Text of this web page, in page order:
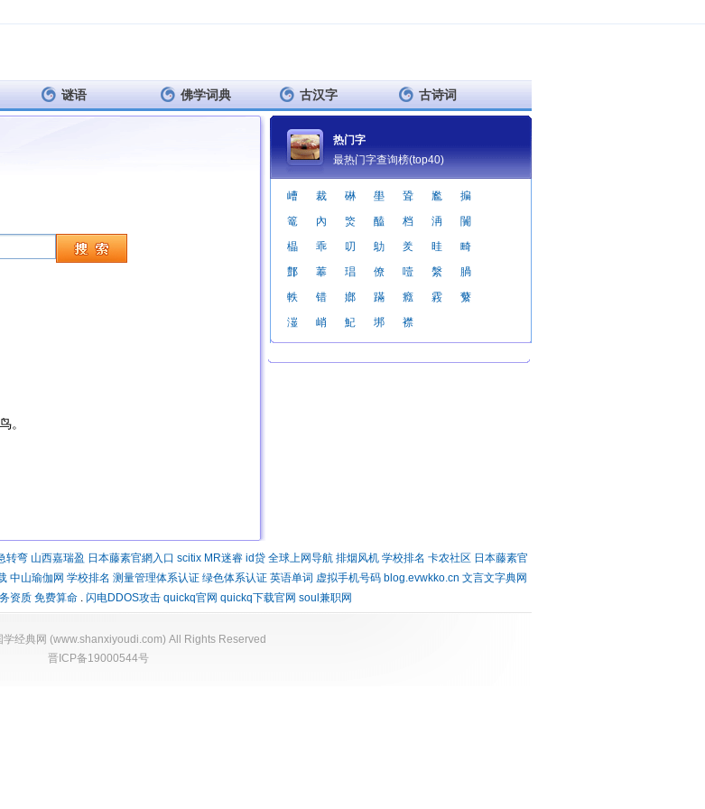
谜语 佛学词典 古汉字 古诗词
。
热门字
最热门字查询榜(top40)
嶆 裁 碄 壆 聓 尷
揙
篭
內 焁 醘 档 洅
闠
橸
乖 叨 鳨 羑 晆
畸
鄷
菶 琩 僚 噎 縏
腡
軼
错 嫏 蹣 癊 霚
蘩
潂
峭 魢 垹 襟
转弯 山西嘉瑞盈 日本藤素官網入口 scitix MR迷睿 id贷 全球上网导航 排烟风机 学校排名 卡农社区 日本藤素官
中山瑜伽网 学校排名 测量管理体系认证 绿色体系认证 英语单词 虚拟手机号码 blog.evwkko.cn 文言文字典网
资质 免费算命 . 闪电DDOS攻击 quickq官网 quickq下载官网 soul兼职网
学经典网 (www.shanxiyoudi.com) All Rights Reserved
晋ICP备19000544号